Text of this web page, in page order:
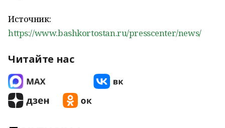
Источник:
https://www.bashkortostan.ru/presscenter/news/
Читайте нас